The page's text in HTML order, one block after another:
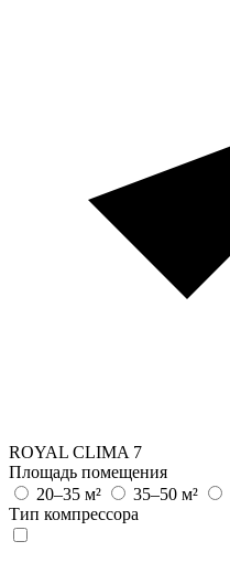
ROYAL CLIMA 7
Площадь помещения
20–35 м²
35–50 м²
Тип компрессора